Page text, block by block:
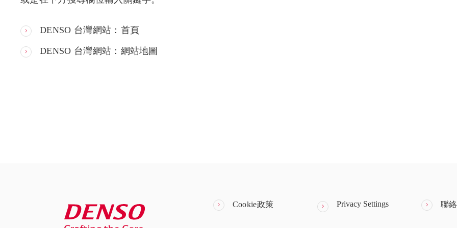
DENSO 台灣網站：首頁
DENSO 台灣網站：網站地圖
Cookie政策 Privacy Settings 聯